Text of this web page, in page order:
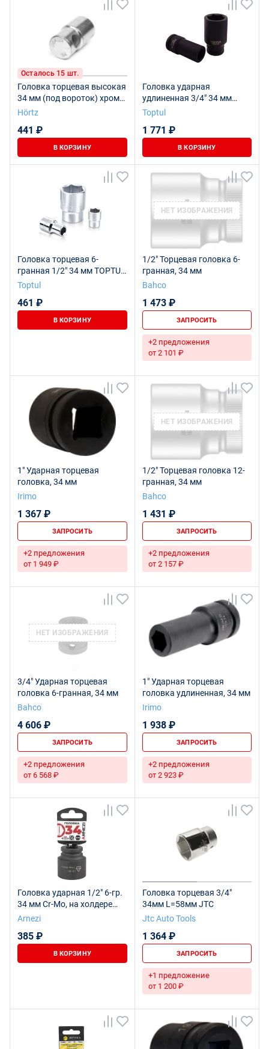
Осталось 15 шт.
Головка торцевая высокая
34 мм (под вороток) хром
шестигранная HORTZ
Hörtz
441 ₽
В КОРЗИНУ
Головка ударная
удлиненная 3/4" 34 мм
TOPTUL KABE2434
Toptul
1 771 ₽
В КОРЗИНУ
Головка торцевая 6-
гранная 1/2" 34 мм TOPTUL
BAEA1634
Toptul
461 ₽
В КОРЗИНУ
НЕТ ИЗОБРАЖЕНИЯ
1/2" Торцевая головка 6-
гранная, 34 мм
Bahco
1 473 ₽
ЗАПРОСИТЬ
+2 предложения
от 2 101 ₽
1" Ударная торцевая
головка, 34 мм
Irimo
1 367 ₽
ЗАПРОСИТЬ
+2 предложения
от 1 949 ₽
НЕТ ИЗОБРАЖЕНИЯ
1/2" Торцевая головка 12-
гранная, 34 мм
Bahco
1 431 ₽
ЗАПРОСИТЬ
+2 предложения
от 2 157 ₽
НЕТ ИЗОБРАЖЕНИЯ
3/4" Ударная торцевая
головка 6-гранная, 34 мм
Bahco
4 606 ₽
ЗАПРОСИТЬ
+2 предложения
от 6 568 ₽
1" Ударная торцевая
головка удлиненная, 34 мм
Irimo
1 938 ₽
ЗАПРОСИТЬ
+2 предложения
от 2 923 ₽
Головка ударная 1/2" 6-гр.
34 мм Cr-Mo, на холдере
ARNEZI R0300234
Arnezi
385 ₽
В КОРЗИНУ
Головка торцевая 3/4"
34мм L=58мм JTC
Jtc Auto Tools
1 364 ₽
ЗАПРОСИТЬ
+1 предложение
от 1 200 ₽